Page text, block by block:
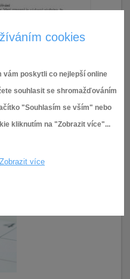
cookies
vám poskytli co nejlepší online
souhlasit se shromažďováním
"Souhlasím se vším" nebo
kliknutím na "Zobrazit více"...
Zobrazit více